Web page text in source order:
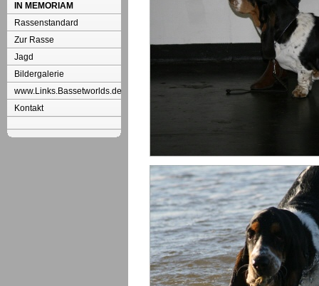
IN MEMORIAM
Rassenstandard
Zur Rasse
Jagd
Bildergalerie
www.Links.Bassetworlds.de
Kontakt